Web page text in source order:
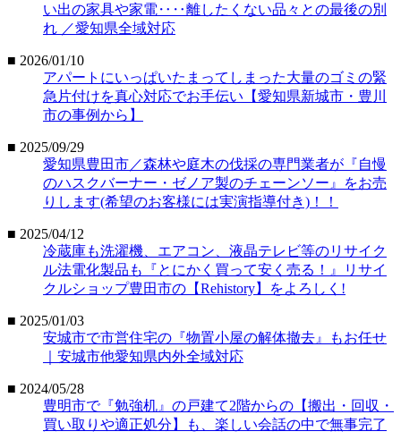
い出の家具や家電‥‥離したくない品々との最後の別
れ ／愛知県全域対応
■ 2026/01/10
アパートにいっぱいたまってしまった大量のゴミの緊
急片付けを真心対応でお手伝い【愛知県新城市・豊川
市の事例から】
■ 2025/09/29
愛知県豊田市／森林や庭木の伐採の専門業者が『自慢
のハスクバーナー・ゼノア製のチェーンソー』をお売
りします(希望のお客様には実演指導付き)！！
■ 2025/04/12
冷蔵庫も洗濯機、エアコン、液晶テレビ等のリサイク
ル法電化製品も『とにかく買って安く売る！』リサイ
クルショップ豊田市の【Rehistory】をよろしく!
■ 2025/01/03
安城市で市営住宅の『物置小屋の解体撤去』もお任せ
｜安城市他愛知県内外全域対応
■ 2024/05/28
豊明市で『勉強机』の戸建て2階からの【搬出・回収・
買い取りや適正処分】も、楽しい会話の中で無事完了